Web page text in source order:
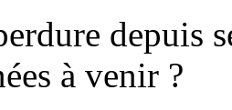
depuis
à venir ?